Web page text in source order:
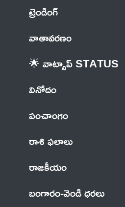
ట్రెండింగ్
వాతావరణం
🌟 వాట్సాప్ STATUS
వినోదం
పంచాంగం
రాశి ఫలాలు
రాజకీయం
బంగారం-వెండి ధరలు